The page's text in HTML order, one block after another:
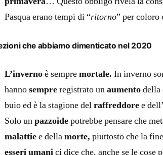
Pasqua erano tempi di “ritorno” per coloro
che abbiamo dimenticato nel 2020
L’invernoè sempremortale. In inverno
hannosempreregistrato unaumentodella
buio ed è la stagione delraffreddoree
Solo unpazzoidepotrebbe pensare che
malattiee dellamorte, piuttosto che la
esseri umanici dice che, anche se le cose